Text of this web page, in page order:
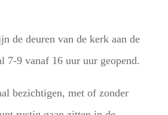
de deuren van de kerk aan de
7-9 vanaf 16 uur uur geopend.
bezichtigen, met of zonder